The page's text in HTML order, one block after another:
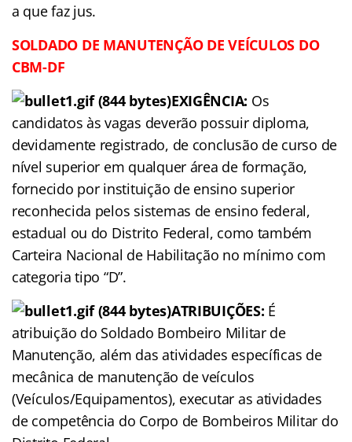
a que faz jus.
SOLDADO DE MANUTENÇÃO DE VEÍCULOS DO
CBM-DF
EXIGÊNCIA: Os
candidatos às vagas deverão possuir diploma,
devidamente registrado, de conclusão de curso de
nível superior em qualquer área de formação,
fornecido por instituição de ensino superior
reconhecida pelos sistemas de ensino federal,
estadual ou do Distrito Federal, como também
Carteira Nacional de Habilitação no mínimo com
categoria tipo “D”.
ATRIBUIÇÕES: É
atribuição do Soldado Bombeiro Militar de
Manutenção, além das atividades específicas de
mecânica de manutenção de veículos
(Veículos/Equipamentos), executar as atividades
de competência do Corpo de Bombeiros Militar do